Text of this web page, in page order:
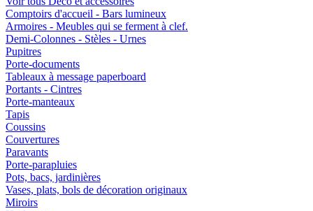
Comptoirs d'accueil - Bars lumineux
Armoires - Meubles qui se ferment à clef.
Demi-Colonnes - Stèles - Urnes
Pupitres
Porte-documents
Tableaux à message paperboard
Portants - Cintres
Porte-manteaux
Tapis
Coussins
Couvertures
Paravants
Porte-parapluies
Pots, bacs, jardinières
Vases, plats, bols de décoration originaux
Miroirs